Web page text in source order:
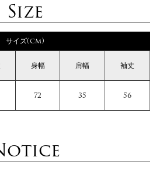
Size
サイズ(cm)
身幅 肩幅 袖丈
72 35 56